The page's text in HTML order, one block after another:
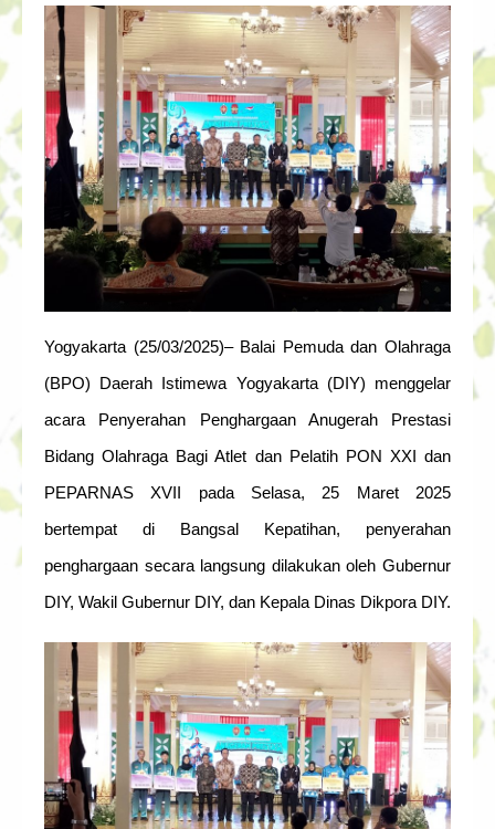
Yogyakarta (25/03/2025)– Balai Pemuda dan Olahraga
(BPO) Daerah Istimewa Yogyakarta (DIY) menggelar
acara Penyerahan Penghargaan Anugerah Prestasi
Bidang Olahraga Bagi Atlet dan Pelatih PON XXI dan
PEPARNAS XVII pada Selasa, 25 Maret 2025
bertempat di Bangsal Kepatihan, penyerahan
penghargaan secara langsung dilakukan oleh Gubernur
DIY, Wakil Gubernur DIY, dan Kepala Dinas Dikpora DIY.